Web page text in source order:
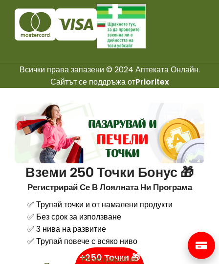
Всички права запазени © 2024 Аптеката Онлайн.
Сайтът се поддръжа отPrioritex
Вземи 250 Точки Бонус 🎁
Регистрирай Се В Лоялната Ни Програма
✅ Трупай точки и от намалени продукти
✅ Без срок за използване
✅ 3 нива на развитие
✅ Трупай повече с всяко ниво
+250 Точки 🎁
Регистрирай се